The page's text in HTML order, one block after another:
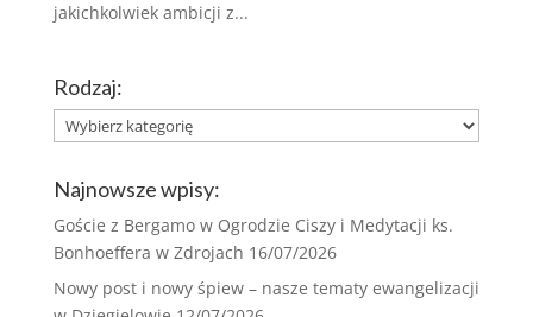
jakichkolwiek ambicji z...
Rodzaj:
Rodzaj:
Najnowsze wpisy:
Goście z Bergamo w Ogrodzie Ciszy i Medytacji ks.
Bonhoeffera w Zdrojach 16/07/2026
Nowy post i nowy śpiew – nasze tematy ewangelizacji